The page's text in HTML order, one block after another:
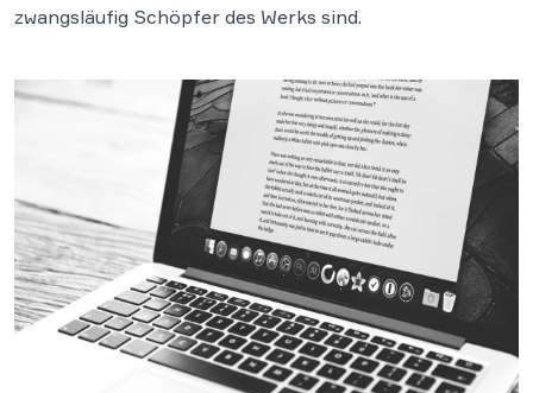
zwangsläufig Schöpfer des Werks sind.